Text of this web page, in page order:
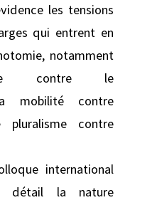
les tensions
qui entrent en
notamment
contre le
mobilité contre
contre
international
détail la nature